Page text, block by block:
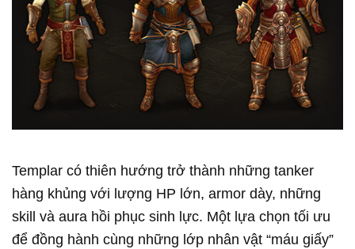
Templar có thiên hướng trở thành những tanker
hàng khủng với lượng HP lớn, armor dày, những
skill và aura hồi phục sinh lực. Một lựa chọn tối ưu
để đồng hành cùng những lớp nhân vật “máu giấy”